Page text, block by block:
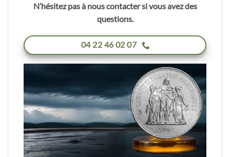
N’hésitez pas à nous contacter si vous avez des
questions.
04 22 46 02 07